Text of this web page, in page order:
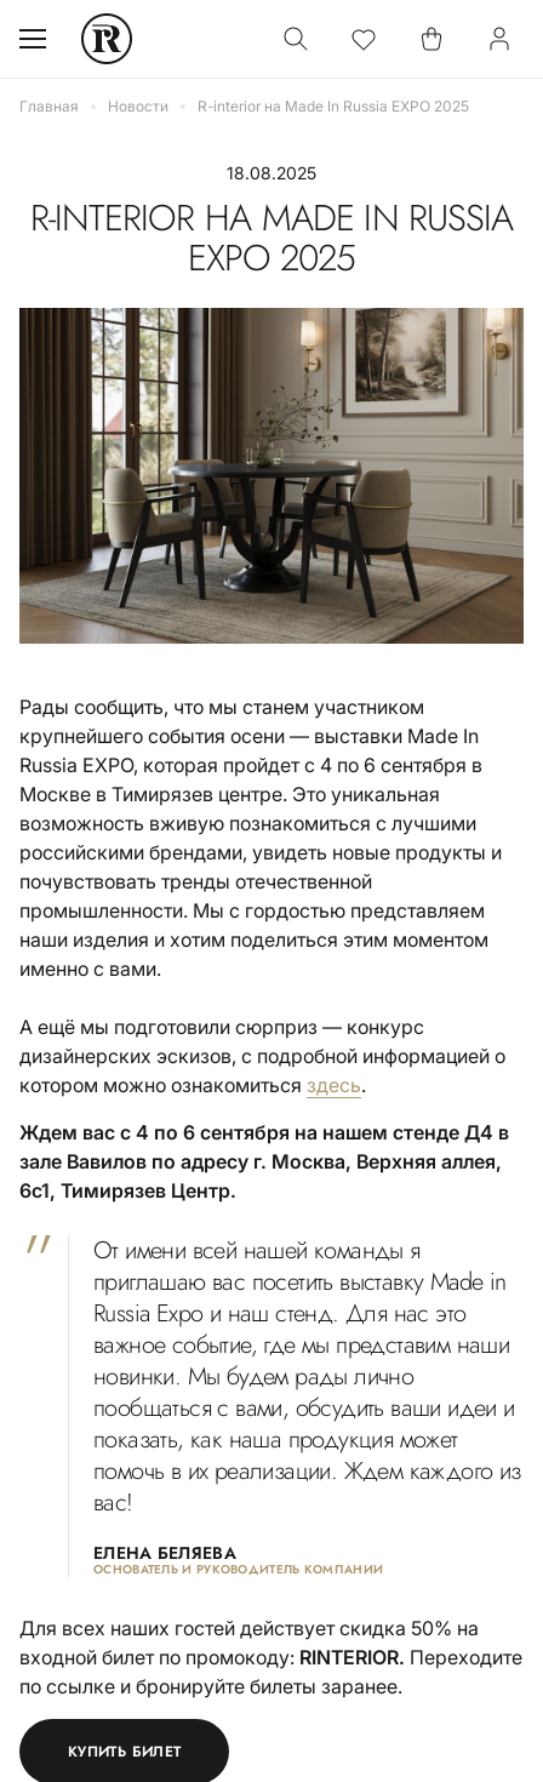
Главная Новости R-interior на Made In Russia EXPO 2025
18.08.2025
R-INTERIOR НА MADE IN RUSSIA
EXPO 2025
Рады сообщить, что мы станем участником
крупнейшего события осени — выставки Made In
Russia EXPO, которая пройдет с 4 по 6 сентября в
Москве в Тимирязев центре. Это уникальная
возможность вживую познакомиться с лучшими
российскими брендами, увидеть новые продукты и
почувствовать тренды отечественной
промышленности. Мы с гордостью представляем
наши изделия и хотим поделиться этим моментом
именно с вами.
А ещё мы подготовили сюрприз — конкурс
дизайнерских эскизов, с подробной информацией о
котором можно ознакомиться здесь.
Ждем вас с 4 по 6 сентября на нашем стенде Д4 в
зале Вавилов по адресу г. Москва, Верхняя аллея,
6с1, Тимирязев Центр.
От имени всей нашей команды я
приглашаю вас посетить выставку Made in
Russia Expo и наш стенд. Для нас это
важное событие, где мы представим наши
новинки. Мы будем рады лично
пообщаться с вами, обсудить ваши идеи и
показать, как наша продукция может
помочь в их реализации. Ждем каждого из
вас!
ЕЛЕНА БЕЛЯЕВА
ОСНОВАТЕЛЬ И РУКОВОДИТЕЛЬ КОМПАНИИ
Для всех наших гостей действует скидка 50% на
входной билет по промокоду: RINTERIOR. Переходите
по ссылке и бронируйте билеты заранее.
КУПИТЬ БИЛЕТ